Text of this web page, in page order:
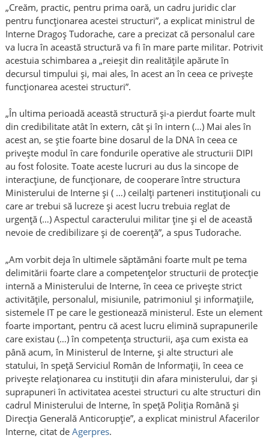
„Creăm, practic, pentru prima oară, un cadru juridic clar
pentru funcționarea acestei structuri”, a explicat ministrul de
Interne Dragoș Tudorache, care a precizat că personalul care
va lucra în această structură va fi în mare parte militar. Potrivit
acestuia schimbarea a „reieșit din realitățile apărute în
decursul timpului și, mai ales, în acest an în ceea ce privește
funcționarea acestei structuri”.
„În ultima perioadă această structură și-a pierdut foarte mult
din credibilitate atât în extern, cât și în intern (…) Mai ales în
acest an, se știe foarte bine dosarul de la DNA în ceea ce
privește modul în care fondurile operative ale structurii DIPI
au fost folosite. Toate aceste lucruri au dus la sincope de
interacțiune, de funcționare, de cooperare între structura
Ministerului de Interne și ( …) ceilalți parteneri instituționali cu
care ar trebui să lucreze și acest lucru trebuia reglat de
urgență (…) Aspectul caracterului militar ține și el de această
nevoie de credibilizare și de coerență”, a spus Tudorache.
„Am vorbit deja în ultimele săptămâni foarte mult pe tema
delimitării foarte clare a competențelor structurii de protecție
internă a Ministerului de Interne, în ceea ce privește strict
activitățile, personalul, misiunile, patrimoniul și informațiile,
sistemele IT pe care le gestionează ministerul. Este un element
foarte important, pentru că acest lucru elimină suprapunerile
care existau (…) în competența structurii, așa cum exista ea
până acum, în Ministerul de Interne, și alte structuri ale
statului, în speță Serviciul Român de Informații, în ceea ce
privește relaționarea cu instituții din afara ministerului, dar și
suprapuneri în activitatea acestei structuri cu alte structuri din
cadrul Ministerului de Interne, în speță Poliția Română și
Direcția Generală Anticorupție”, a explicat ministrul Afacerilor
Interne, citat de Agerpres.